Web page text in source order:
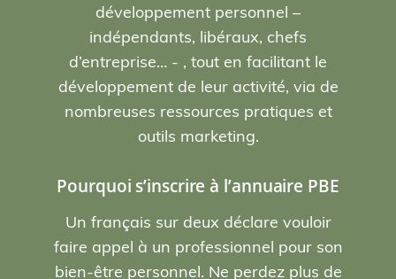
développement personnel –
indépendants, libéraux, chefs
d’entreprise… - , tout en facilitant le
développement de leur activité, via de
nombreuses ressources pratiques et
outils marketing.
Pourquoi s’inscrire à l’annuaire PBE
Un français sur deux déclare vouloir
faire appel à un professionnel pour son
bien-être personnel. Ne perdez plus de